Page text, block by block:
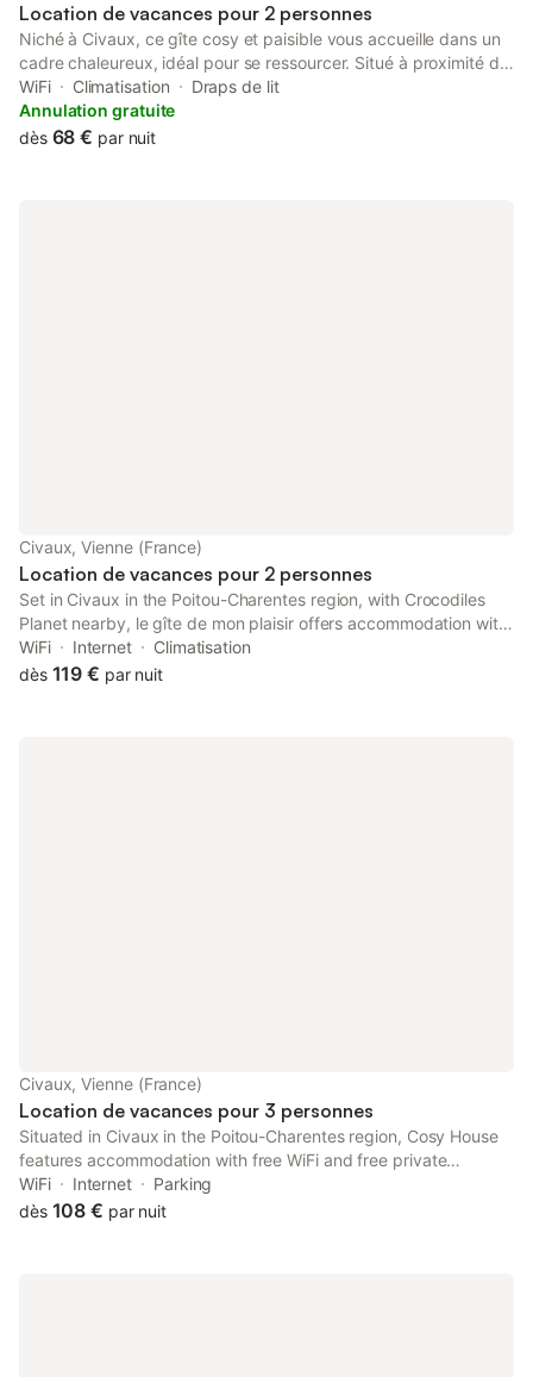
Location de vacances pour 2 personnes
Niché à Civaux, ce gîte cosy et paisible vous accueille dans un
cadre chaleureux, idéal pour se ressourcer. Situé à proximité du
Futuroscope et du Circuit du Vigeant, il constitue un point de
départ idéal pour allier détente, loisirs et découvertes. Entre
nature, confort et sérénité, tout est réuni pour un séjour
WiFi Climatisation
Draps de lit
Annulation gratuite
dès 68 € par nuit
Civaux, Vienne (France)
Location de vacances pour 2 personnes
Set in Civaux in the Poitou-Charentes region, with Crocodiles
Planet nearby, le gîte de mon plaisir offers accommodation with
free WiFi and free private parking. The air-conditioned
accommodation is 45 km from Futuroscope - Main Entrance.
WiFi Internet
Climatisation
dès 119 € par nuit
Civaux, Vienne (France)
Location de vacances pour 3 personnes
Situated in Civaux in the Poitou-Charentes region, Cosy House
features accommodation with free WiFi and free private
parking. The property is set 2.7 km from Crocodiles Planet, 14
km from DéfiPlanet' and 23 km from Saint-Savin Abbey.
WiFi Internet
Parking
dès 108 € par nuit